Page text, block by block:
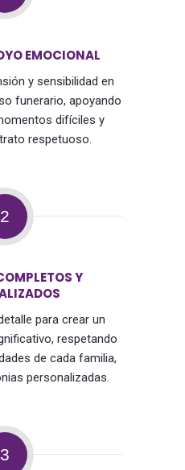
EMOCIONAL
y sensibilidad en
funerario, apoyando
difíciles y
respetuoso.
2
Y
para crear un
respetando
de cada familia,
personalizadas.
3